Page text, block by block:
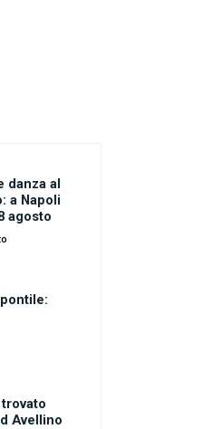
danza al
a Napoli
agosto
Avellino